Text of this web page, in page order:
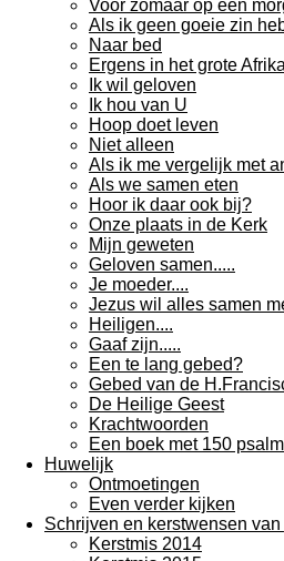
Voor zomaar op een
Als ik geen goeie zin
Naar bed
Ergens in het grote
Ik wil geloven
Ik hou van U
Hoop doet leven
Niet alleen
Als ik me vergelijk met
Als we samen eten
Hoor ik daar ook bij?
Onze plaats in de Kerk
Mijn geweten
Geloven samen.....
Je moeder....
Jezus wil alles samen
Heiligen....
Gaaf zijn.....
Een te lang gebed?
Gebed van de
De Heilige Geest
Krachtwoorden
Een boek met 150
Huwelijk
Ontmoetingen
Even verder kijken
Schrijven en kerstwensen
Kerstmis 2014